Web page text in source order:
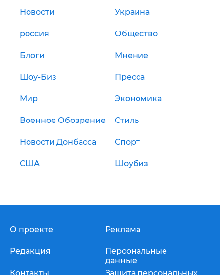
Новости Украина
россия Общество
Блоги Мнение
Шоу-Биз Пресса
Мир Экономика
Военное Обозрение Стиль
Новости Донбасса Спорт
США Шоубиз
О проекте
Редакция
Контакты
Реклама
Персональные
данные
Защита персональных